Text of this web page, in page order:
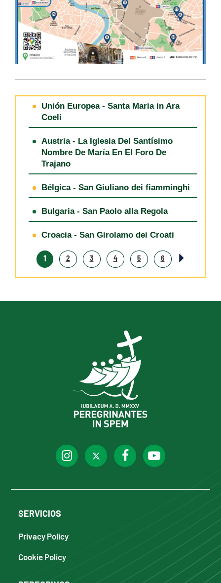
Unión Europea - Santa Maria in Ara
Coeli
Austria - La Iglesia Del Santísimo
Nombre De María En El Foro De
Trajano
Bélgica - San Giuliano dei fiamminghi
Bulgaria - San Paolo alla Regola
Croacia - San Girolamo dei Croati
1 2 3 4 5 6
SERVICIOS
Privacy Policy
Cookie Policy